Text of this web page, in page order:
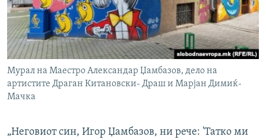
Мурал на Маестро Александар Џамбазов, дело на
артистите Драган Китановски- Драш и Марјан Димиќ-
Мачка
„Неговиот син, Игор Џамбазов, ни рече: 'Татко ми